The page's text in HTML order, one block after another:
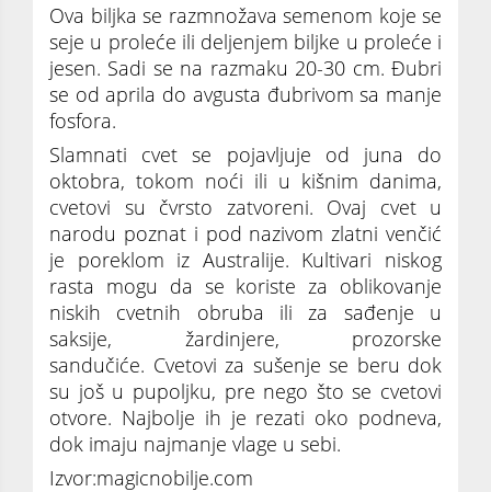
Ova biljka se razmnožava semenom koje se
seje u proleće ili deljenjem biljke u proleće i
jesen. Sadi se na razmaku 20-30 cm. Đubri
se od aprila do avgusta đubrivom sa manje
fosfora.
Slamnati cvet se pojavljuje od juna do
oktobra, tokom noći ili u kišnim danima,
cvetovi su čvrsto zatvoreni. Ovaj cvet u
narodu poznat i pod nazivom zlatni venčić
je poreklom iz Australije. Kultivari niskog
rasta mogu da se koriste za oblikovanje
niskih cvetnih obruba ili za sađenje u
saksije, žardinjere, prozorske
sandučiće. Cvetovi za sušenje se beru dok
su još u pupoljku, pre nego što se cvetovi
otvore. Najbolje ih je rezati oko podneva,
dok imaju najmanje vlage u sebi.
Izvor:magicnobilje.com